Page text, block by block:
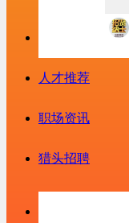
人才推荐
职场资讯
猎头招聘